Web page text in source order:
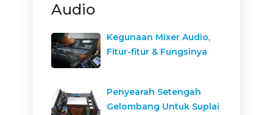
Audio
Kegunaan Mixer Audio,
Fitur-fitur & Fungsinya
Penyearah Setengah
Gelombang Untuk Suplai